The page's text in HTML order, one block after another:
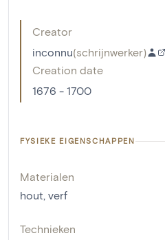
Creator
inconnu(schrijnwerker)
Creation date
1676 - 1700
FYSIEKE EIGENSCHAPPEN
Materialen
hout, verf
Technieken